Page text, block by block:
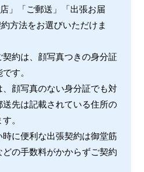
」「ご郵送」「出張お届
方法をお選びいただけま
契約は、顔写真つきの身分証
す。
顔写真のない身分証でも対
先は記載されている住所の
。
に便利な出張契約は御堂筋
の手数料がかからずご契約